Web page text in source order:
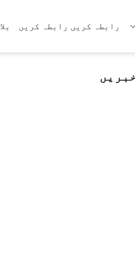
رابطہ کریں رابطہ کریں